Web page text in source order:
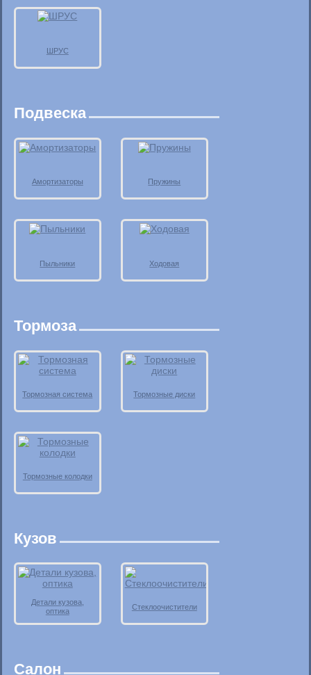
ШРУС
Подвеска
Амортизаторы Пружины
Пыльники Ходовая
Тормоза
Тормозная система Тормозные диски
Тормозные колодки
Кузов
Детали кузова,
оптика
Стеклоочистители
Салон